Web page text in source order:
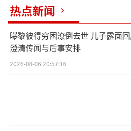
个“城市级”人形机器人仿
在上海发布，平台在实验
环验证，并向全球开发者
的一键生成。使用仿真平
仅为真实世界中的1/500。
热点新闻
曝黎彼得穷困潦倒去世 儿子露面
澄清传闻与后事安排
2026-08-06 20:57:16